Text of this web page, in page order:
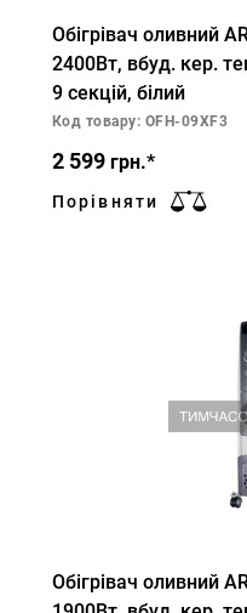
Обігрівач оливний
2400Вт, вбуд. кер.
9 секцій, білий
Код товару: OFH-09XF3
2 599 грн.*
Порівняти
Обігрівач оливний